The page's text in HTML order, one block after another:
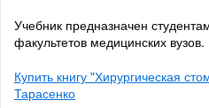
Учебник предназначен
факультетов медицинских вузов.
Купить книгу "Хирургическая
Тарасенко